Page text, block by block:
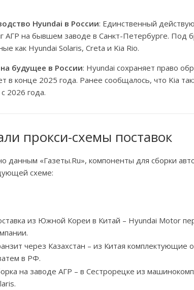
Hyundai в России: Единственный
АГР на бывшем заводе в Санкт-Петербурге. Под
как Hyundai Solaris, Creta и Kia Rio.
будущее в России: Hyundai сохраняет право
в конце 2025 года. Ранее сообщалось, что Kia
2026 года.
прокси-схемы поставок
данным «Газеты.Ru», компоненты для сборки
схеме:
из Южной Кореи в Китай – Hyundai Motor
через Казахстан – из Китая комплектующие
в РФ.
на заводе АГР – в Сестрорецке из